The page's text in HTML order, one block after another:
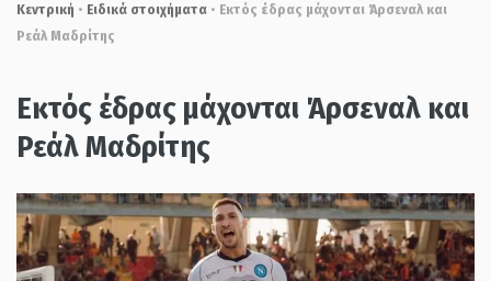
Κεντρική • Ειδικά στοιχήματα • Εκτός έδρας μάχονται Άρσεναλ και
Ρεάλ Μαδρίτης
Εκτός έδρας μάχονται Άρσεναλ και
Ρεάλ Μαδρίτης